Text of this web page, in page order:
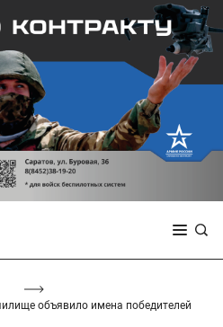
объявило имена победителей